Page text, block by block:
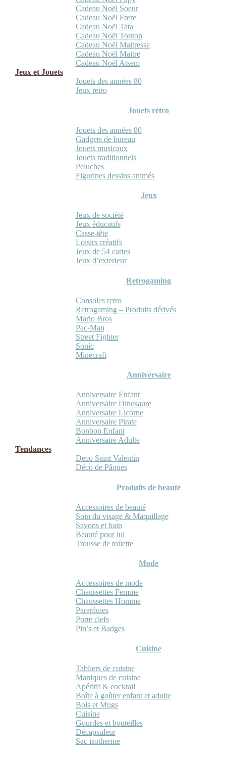
Cadeau Noël Soeur
Cadeau Noël Frere
Cadeau Noël Tata
Cadeau Noël Tonton
Cadeau Noël Maitresse
Cadeau Noël Maitre
Cadeau Noël Atsem
Jeux et Jouets
Jouets des années 80
Jeux retro
Jouets rétro
Jouets des années 80
Gadgets de bureau
Jouets musicaux
Jouets traditionnels
Peluches
Figurines dessins animés
Jeux
Jeux de société
Jeux éducatifs
Casse-tête
Loisirs créatifs
Jeux de 54 cartes
Jeux d’exterieur
Retrogaming
Consoles retro
Retrogaming – Produits dérivés
Mario Bros
Pac-Man
Street Fighter
Sonic
Minecraft
Anniversaire
Anniversaire Enfant
Anniversaire Dinosaure
Anniversaire Licorne
Anniversaire Pirate
Bonbon Enfant
Anniversaire Adulte
Tendances
Deco Saint Valentin
Déco de Pâques
Produits de beauté
Accessoires de beauté
Soin du visage & Maquillage
Savons et bain
Beauté pour lui
Trousse de toilette
Mode
Accessoires de mode
Chaussettes Femme
Chaussettes Homme
Parapluies
Porte clefs
Pin’s et Badges
Cuisine
Tabliers de cuisine
Maniques de cuisine
Apéritif & cocktail
Boîte à goûter enfant et adulte
Bols et Mugs
Cuisine
Gourdes et bouteilles
Décapsuleur
Sac isotherme